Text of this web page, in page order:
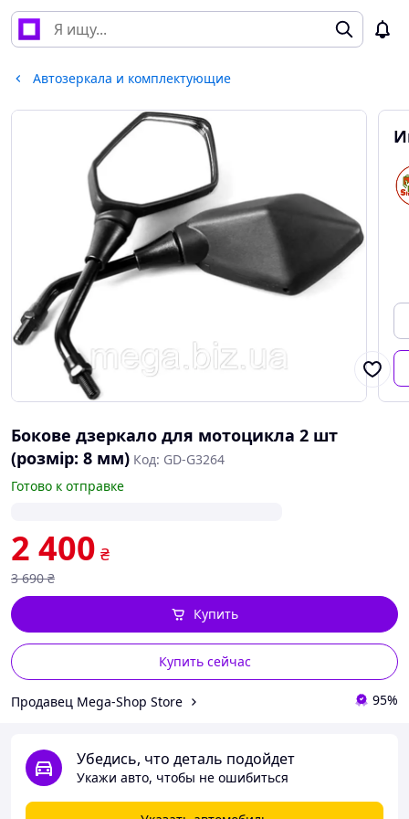
Автозеркала и комплектующие
Бокове дзеркало для мотоцикла 2 шт
(розмір: 8 мм) Код: GD-G3264
Готово к отправке
2 400 ₴
3 690 ₴
Купить сейчас
Купить
Продавец Mega-Shop Store 95%
Убедись, что деталь подойдет
Укажи авто, чтобы не ошибиться